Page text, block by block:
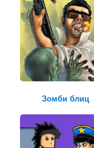
Зомби блиц